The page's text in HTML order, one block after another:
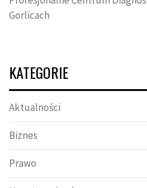
Gorlicach
KATEGORIE
Aktualności
Biznes
Prawo